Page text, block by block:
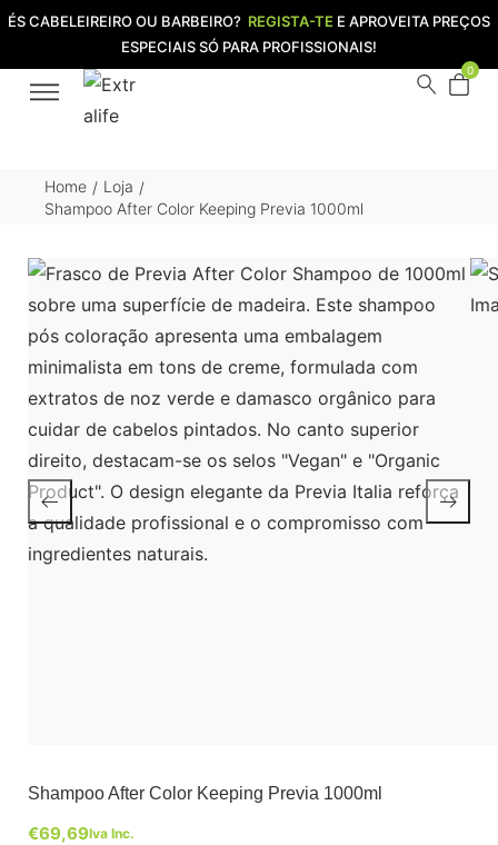
ÉS CABELEIREIRO OU BARBEIRO? REGISTA-TE E APROVEITA PREÇOS
ESPECIAIS SÓ PARA PROFISSIONAIS!
0
Home / Loja /
Shampoo After Color Keeping Previa 1000ml
Shampoo After Color Keeping Previa 1000ml
€69,69Iva Inc.